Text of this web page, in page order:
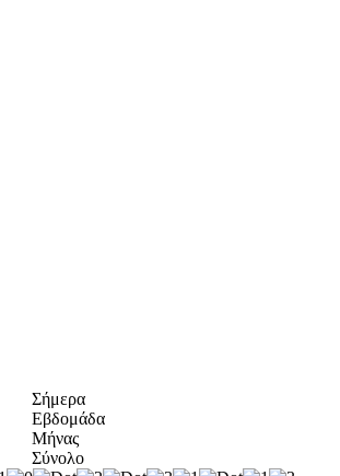
Σήμερα
Εβδομάδα
Μήνας
Σύνολο